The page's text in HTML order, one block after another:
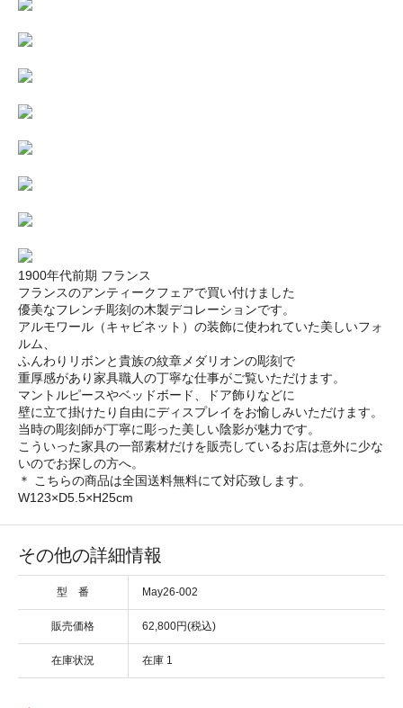
1900年代前期 フランス
フランスのアンティークフェアで買い付けました
優美なフレンチ彫刻の木製デコレーションです。
アルモワール（キャビネット）の装飾に使われていた美しいフォ
ルム、
ふんわりリボンと貴族の紋章メダリオンの彫刻で
重厚感があり家具職人の丁寧な仕事がご覧いただけます。
マントルピースやベッドボード、ドア飾りなどに
壁に立て掛けたり自由にディスプレイをお愉しみいただけます。
当時の彫刻師が丁寧に彫った美しい陰影が魅力です。
こういった家具の一部素材だけを販売しているお店は意外に少な
いのでお探しの方へ。
＊ こちらの商品は全国送料無料にて対応致します。
W123×D5.5×H25cm
その他の詳細情報
型 番 May26-002
販売価格 62,800円(税込)
在庫状況 在庫 1